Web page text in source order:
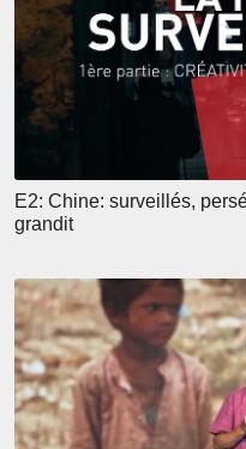
E2: Chine: surveillés, persécutés… et pourtant l’Église
grandit